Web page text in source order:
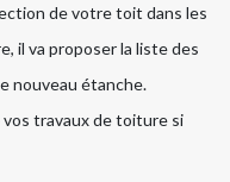
de votre toit dans les
il va proposer la liste des
nouveau étanche.
travaux de toiture si